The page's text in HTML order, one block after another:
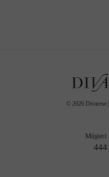
© 2026 Divarese
Müşteri
444